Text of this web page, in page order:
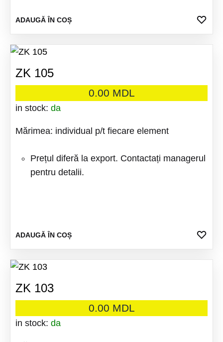
ADAUGĂ ÎN COȘ
ZK 105
0.00 MDL
in stock: da
Mărimea: individual p/t fiecare element
Prețul diferă la export. Contactați managerul
pentru detalii.
ADAUGĂ ÎN COȘ
ZK 103
0.00 MDL
in stock: da